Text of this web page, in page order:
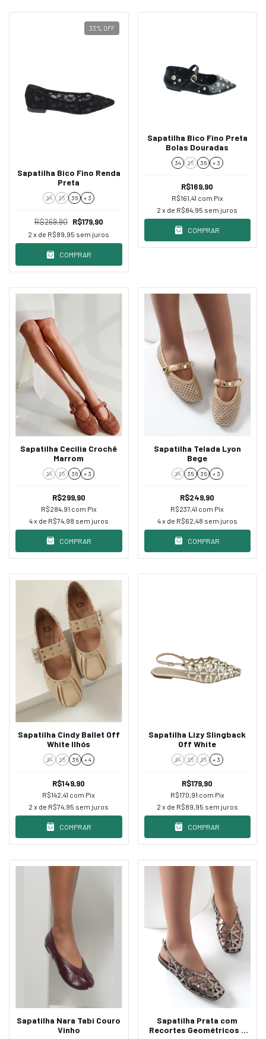
33% OFF
Sapatilha Bico Fino Renda
Preta
34 35 36 + 3
R$269,90 R$179,90
2 x de R$89,95 sem juros
COMPRAR
Sapatilha Bico Fino Preta
Bolas Douradas
34 35 36 + 3
R$169,90
R$161,41 com Pix
2 x de R$84,95 sem juros
COMPRAR
Sapatilha Cecilia Crochê
Marrom
34 35 36 + 3
R$299,90
R$284,91 com Pix
4x de R$74,98 sem juros
COMPRAR
Sapatilha Telada Lyon
Bege
34 35 36 + 3
R$249,90
R$237,41 com Pix
4x de R$62,48 sem juros
COMPRAR
Sapatilha Cindy Ballet Off
White Ilhós
34 35 36 + 4
R$149,90
R$142,41 com Pix
2 x de R$74,95 sem juros
COMPRAR
Sapatilha Lizy Slingback
Off White
34 35 36 + 3
R$179,90
R$170,91 com Pix
2 x de R$89,95 sem juros
COMPRAR
Sapatilha Nara Tabi Couro
Vinho
Sapatilha Prata com
Recortes Geométricos e